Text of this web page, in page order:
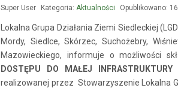
Super User Kategoria: Aktualności Opublikowano:
Lokalna Grupa Działania Ziemi Siedleckiej
Mordy, Siedlce, Skórzec, Suchożebry,
Mazowieckiego, informuje o możliwości
DOSTĘPU DO MAŁEJ INFRASTRUKTURY
realizowanej przez Stowarzyszenie Lokalna